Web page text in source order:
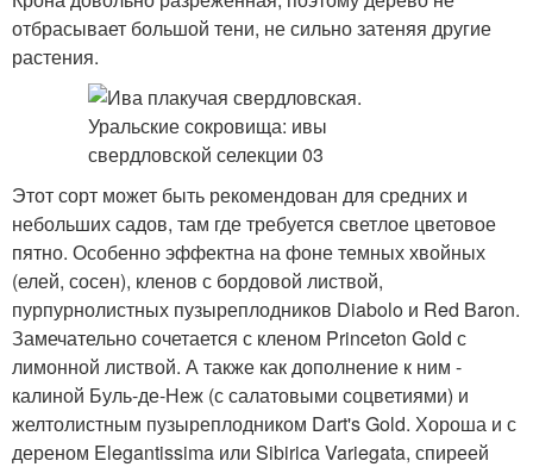
отбрасывает большой тени, не сильно затеняя другие
растения.
Этот сорт может быть рекомендован для средних и
небольших садов, там где требуется светлое цветовое
пятно. Особенно эффектна на фоне темных хвойных
(елей, сосен), кленов с бордовой листвой,
пурпурнолистных пузыреплодников Diabolo и Red Baron.
Замечательно сочетается с кленом Princeton Gold с
лимонной листвой. А также как дополнение к ним -
калиной Буль-де-Неж (с салатовыми соцветиями) и
желтолистным пузыреплодником Dart's Gold. Хороша и с
дереном Elegantissima или Sibirica Variegata, спиреей